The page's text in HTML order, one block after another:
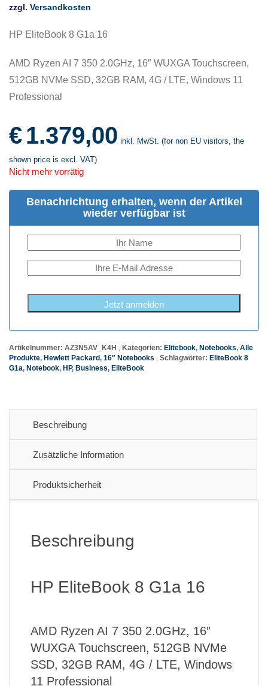
zzgl. Versandkosten
HP EliteBook 8 G1a 16
AMD Ryzen AI 7 350 2.0GHz, 16″ WUXGA Touchscreen,
512GB NVMe SSD, 32GB RAM, 4G / LTE, Windows 11
Professional
€1.379,00 inkl. MwSt. (for non EU visitors, the
shown price is excl. VAT)
Nicht mehr vorrätig
Benachrichtung erhalten, wenn der Artikel
wieder verfügbar ist
Jetzt anmelden
Artikelnummer: AZ3N5AV_K4H Kategorien: Elitebook, Notebooks, Alle
Produkte, Hewlett Packard, 16" Notebooks Schlagwörter: EliteBook 8
G1a, Notebook, HP, Business, EliteBook
Beschreibung
Zusätzliche Information
Produktsicherheit
Beschreibung
HP EliteBook 8 G1a 16
AMD Ryzen AI 7 350 2.0GHz, 16″
WUXGA Touchscreen, 512GB NVMe
SSD, 32GB RAM, 4G / LTE, Windows
11 Professional